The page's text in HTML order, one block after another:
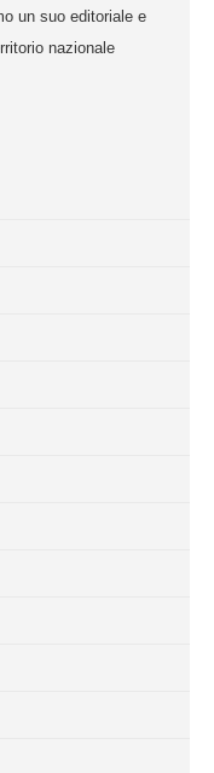
un suo editoriale e
nazionale